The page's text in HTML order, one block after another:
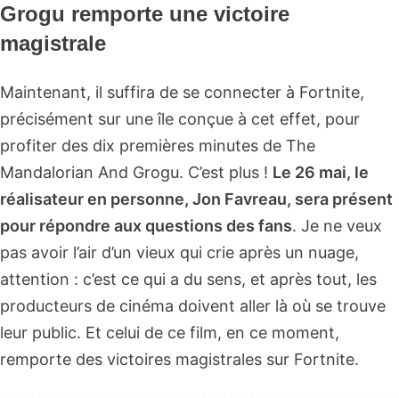
Grogu remporte une victoire
magistrale
Maintenant, il suffira de se connecter à Fortnite,
précisément sur une île conçue à cet effet, pour
profiter des dix premières minutes de The
Mandalorian And Grogu. C’est plus ! Le 26 mai, le
réalisateur en personne, Jon Favreau, sera présent
pour répondre aux questions des fans. Je ne veux
pas avoir l’air d’un vieux qui crie après un nuage,
attention : c’est ce qui a du sens, et après tout, les
producteurs de cinéma doivent aller là où se trouve
leur public. Et celui de ce film, en ce moment,
remporte des victoires magistrales sur Fortnite.